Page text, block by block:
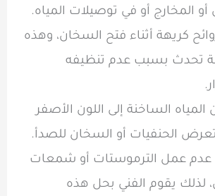
أو المخارج أو في توصيلات المياه.
كريهة أثناء فتح السخان، وهذه
تحدث بسبب عدم تنظيفه
المياه الساخنة إلى اللون الأصفر
الحنفيات أو السخان للصدأ.
عمل الترموستات أو شمعات
لذلك يقوم الفني بحل هذه